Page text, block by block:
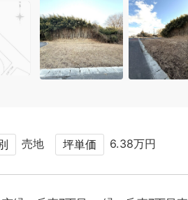
売地 坪単価 6.38万円